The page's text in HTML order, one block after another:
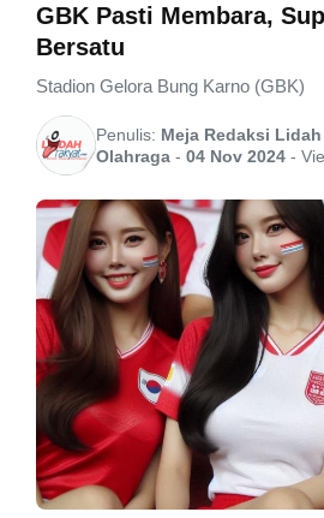
GBK Pasti Membara,
Bersatu
Stadion Gelora Bung Karno (GBK)
Penulis: Meja Redaksi
Olahraga - 04 Nov 2024 -